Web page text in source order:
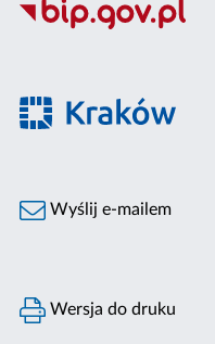
Wyślij e-mailem
Wersja do druku